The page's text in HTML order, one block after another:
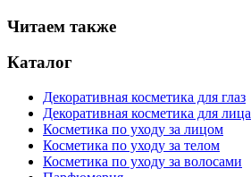
Читаем также
Каталог
Декоративная косметика для глаз
Декоративная косметика для лица
Косметика по уходу за лицом
Косметика по уходу за телом
Косметика по уходу за волосами